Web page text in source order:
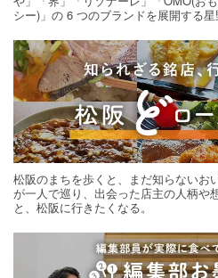
シー)」の 6 つのブランドを展開する
松阪のまちを歩くと、まだ知らないお
が一人で巡り、出会った店主の人柄や
と、松阪に行きたくなる。